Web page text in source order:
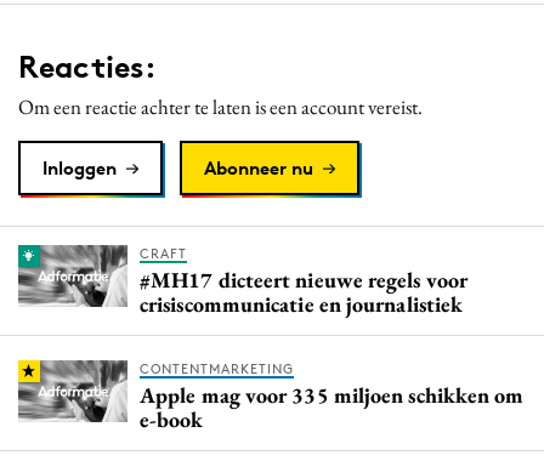
Reacties:
Om een reactie achter te laten is een account vereist.
Inloggen Abonneer nu
CRAFT
#MH17 dicteert nieuwe regels voor
crisiscommunicatie en journalistiek
CONTENTMARKETING
Apple mag voor 335 miljoen schikken om
e-book